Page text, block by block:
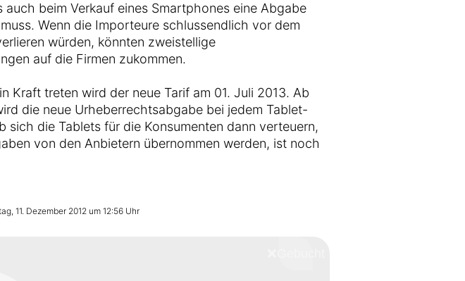
auch beim Verkauf eines Smartphones eine Abgabe
Wenn die Importeure schlussendlich vor dem
würden, könnten zweistellige
auf die Firmen zukommen.
Kraft treten wird der neue Tarif am 01. Juli 2013. Ab
die neue Urheberrechtsabgabe bei jedem Tablet-
sich die Tablets für die Konsumenten dann verteuern,
von den Anbietern übernommen werden, ist noch
11. Dezember 2012 um 12:56 Uhr